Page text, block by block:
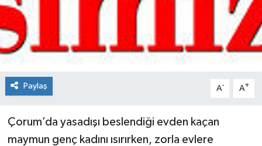
Paylaş A- A+
Çorum’da yasadışı beslendiği evden kaçan
maymun genç kadını ısırırken, zorla evlere
Tokat Haberleri
Yaşam